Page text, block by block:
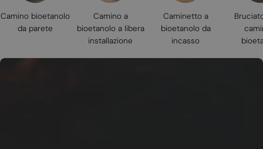
Camino bioetanolo
da parete
Camino a
bioetanolo a libera
installazione
Caminetto a
bioetanolo da
incasso